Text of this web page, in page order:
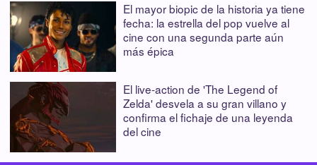
El mayor biopic de la historia ya tiene
fecha: la estrella del pop vuelve al
cine con una segunda parte aún
más épica
El live-action de 'The Legend of
Zelda' desvela a su gran villano y
confirma el fichaje de una leyenda
del cine